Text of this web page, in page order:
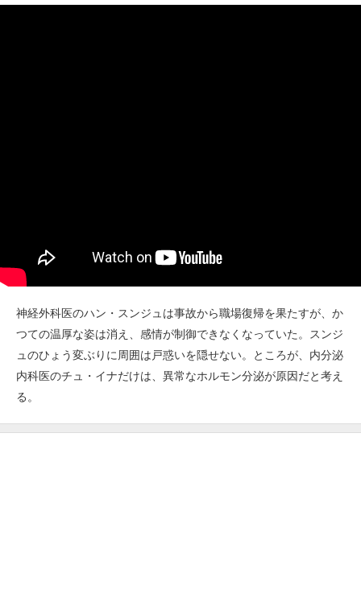
神経外科医のハン・スンジュは事故から職場復帰を果たすが、か
つての温厚な姿は消え、感情が制御できなくなっていた。スンジ
ュのひょう変ぶりに周囲は戸惑いを隠せない。ところが、内分泌
内科医のチュ・イナだけは、異常なホルモン分泌が原因だと考え
る。